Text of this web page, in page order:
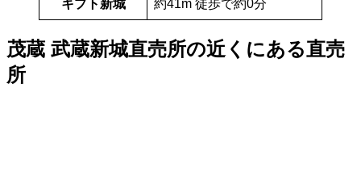
キプト新城 約41m 徒歩で約0分
茂蔵 武蔵新城直売所の近くにある直売
所